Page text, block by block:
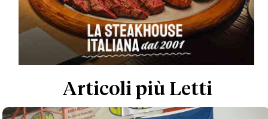
Articoli più Letti